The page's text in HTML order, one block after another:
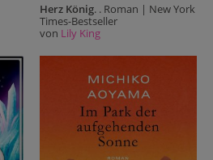
Herz König. . Roman | New York
Times-Bestseller
von Lily King